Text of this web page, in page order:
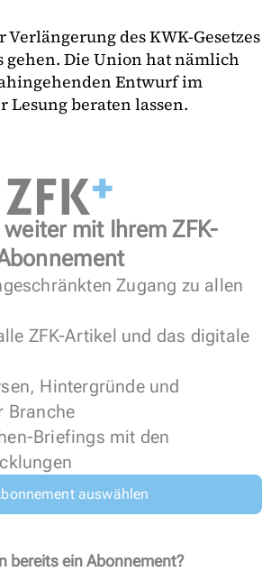
des KWK-Gesetzes
gehen. Die Union hat nämlich
Entwurf im
Lesung beraten lassen.
weiter mit Ihrem ZFK-
Zugang zu allen
ZFK-Artikel und das digitale
Hintergründe und
Branche
Briefings mit den
auswählen
bereits ein Abonnement?